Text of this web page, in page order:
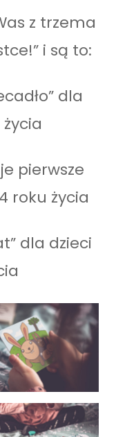
z trzema
i są to:
dla
pierwsze
roku życia
dla dzieci